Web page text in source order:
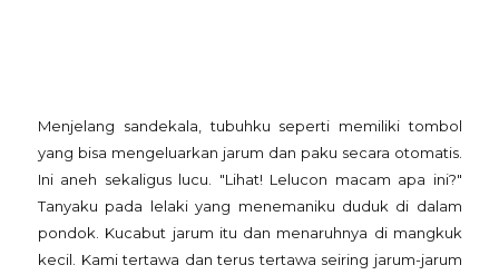
Menjelang sandekala, tubuhku seperti memiliki tombol
yang bisa mengeluarkan jarum dan paku secara otomatis.
Ini aneh sekaligus lucu. "Lihat! Lelucon macam apa ini?"
Tanyaku pada lelaki yang menemaniku duduk di dalam
pondok. Kucabut jarum itu dan menaruhnya di mangkuk
kecil. Kami tertawa dan terus tertawa seiring jarum-jarum